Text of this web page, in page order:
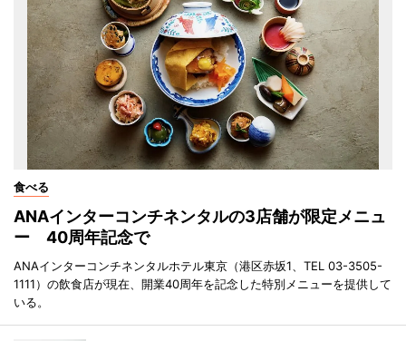
食べる
ANAインターコンチネンタルの3店舗が限定メニュ
ー 40周年記念で
ANAインターコンチネンタルホテル東京（港区赤坂1、TEL 03-3505-
1111）の飲食店が現在、開業40周年を記念した特別メニューを提供して
いる。